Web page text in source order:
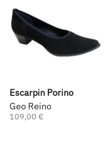
Escarpin Porino
Geo Reino
109,00 €